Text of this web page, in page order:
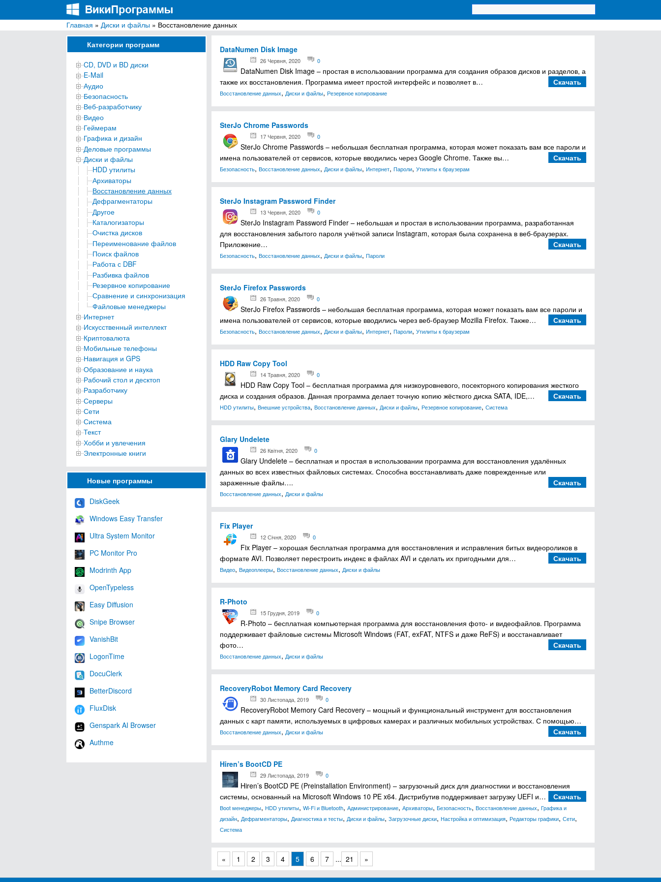
ВикиПрограммы
Энциклопедия бесплатных компьютерных программ для Windows
Главная » Диски и файлы » Восстановление данных
Категории программ
CD, DVD и BD диски
E-Mail
Аудио
Безопасность
Веб-разработчику
Видео
Геймерам
Графика и дизайн
Деловые программы
Диски и файлы
HDD утилиты
Архиваторы
Восстановление данных
Дефрагментаторы
Другое
Каталогизаторы
Очистка дисков
Переименование файлов
Поиск файлов
Работа с DBF
Разбивка файлов
Резервное копирование
Сравнение и синхронизация
Файловые менеджеры
Интернет
Искусственный интеллект
Криптовалюта
Мобильные телефоны
Навигация и GPS
Образование и наука
Рабочий стол и десктоп
Разработчику
Серверы
Сети
Система
Текст
Хобби и увлечения
Электронные книги
Новые программы
DiskGeek
Windows Easy Transfer
Ultra System Monitor
PC Monitor Pro
Modrinth App
OpenTypeless
Easy Diffusion
Snipe Browser
VanishBit
LogonTime
DocuClerk
BetterDiscord
FluxDisk
Genspark AI Browser
Authme
DataNumen Disk Image
26 Червня, 2020 0
DataNumen Disk Image – простая в использовании программа для создания образов дисков и разделов, а
также их восстановления. Программа имеет простой интерфейс и позволяет в…
Скачать
Восстановление данных, Диски и файлы, Резервное копирование
SterJo Chrome Passwords
17 Червня, 2020 0
SterJo Chrome Passwords – небольшая бесплатная программа, которая может показать вам все пароли и
имена пользователей от сервисов, которые вводились через Google Chrome. Также вы…
Скачать
Безопасность, Восстановление данных, Диски и файлы, Интернет, Пароли, Утилиты к браузерам
SterJo Instagram Password Finder
13 Червня, 2020 0
SterJo Instagram Password Finder – небольшая и простая в использовании программа, разработанная
для восстановления забытого пароля учётной записи Instagram, которая была сохранена в веб-браузерах.
Приложение…
Скачать
Безопасность, Восстановление данных, Диски и файлы, Пароли
SterJo Firefox Passwords
26 Травня, 2020 0
SterJo Firefox Passwords – небольшая бесплатная программа, которая может показать вам все пароли и
имена пользователей от сервисов, которые вводились через веб-браузер Mozilla Firefox. Также…
Скачать
Безопасность, Восстановление данных, Диски и файлы, Интернет, Пароли, Утилиты к браузерам
HDD Raw Copy Tool
14 Травня, 2020 0
HDD Raw Copy Tool – бесплатная программа для низкоуровневого, посекторного копирования жесткого
диска и создания образов. Данная программа делает точную копию жёсткого диска SATA, IDE,…
Скачать
HDD утилиты, Внешние устройства, Восстановление данных, Диски и файлы, Резервное копирование, Система
Glary Undelete
26 Квітня, 2020 0
Glary Undelete – бесплатная и простая в использовании программа для восстановления удалённых
данных во всех известных файловых системах. Способна восстанавливать даже поврежденные или
зараженные файлы….
Скачать
Восстановление данных, Диски и файлы
Fix Player
12 Січня, 2020 0
Fix Player – хорошая бесплатная программа для восстановления и исправления битых видеороликов в
формате AVI. Позволяет перестроить индекс в файлах AVI и сделать их пригодными для…
Скачать
Видео, Видеоплееры, Восстановление данных, Диски и файлы
R-Photo
15 Грудня, 2019 0
R-Photo – бесплатная компьютерная программа для восстановления фото- и видеофайлов. Программа
поддерживает файловые системы Microsoft Windows (FAT, exFAT, NTFS и даже ReFS) и восстанавливает
фото…
Скачать
Восстановление данных, Диски и файлы
RecoveryRobot Memory Card Recovery
30 Листопада, 2019 0
RecoveryRobot Memory Card Recovery – мощный и функциональный инструмент для восстановления
данных с карт памяти, используемых в цифровых камерах и различных мобильных устройствах. С помощью…
Скачать
Восстановление данных, Диски и файлы
Hiren’s BootCD PE
29 Листопада, 2019 0
Hiren’s BootCD PE (Preinstallation Environment) – загрузочный диск для диагностики и восстановления
системы, основанный на Microsoft Windows 10 PE x64. Дистрибутив поддерживает загрузку UEFI и…
Скачать
Boot менеджеры, HDD утилиты, Wi-Fi и Bluetooth, Администрирование, Архиваторы, Безопасность, Восстановление данных, Графика и
дизайн, Дефрагментаторы, Диагностика и тесты, Диски и файлы, Загрузочные диски, Настройка и оптимизация, Редакторы графики, Сети,
Система
« 1 2 3 4 5 6 7 ... 21 »